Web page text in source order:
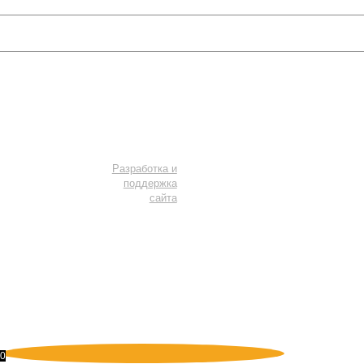
Разработка и
поддержка
сайта
0